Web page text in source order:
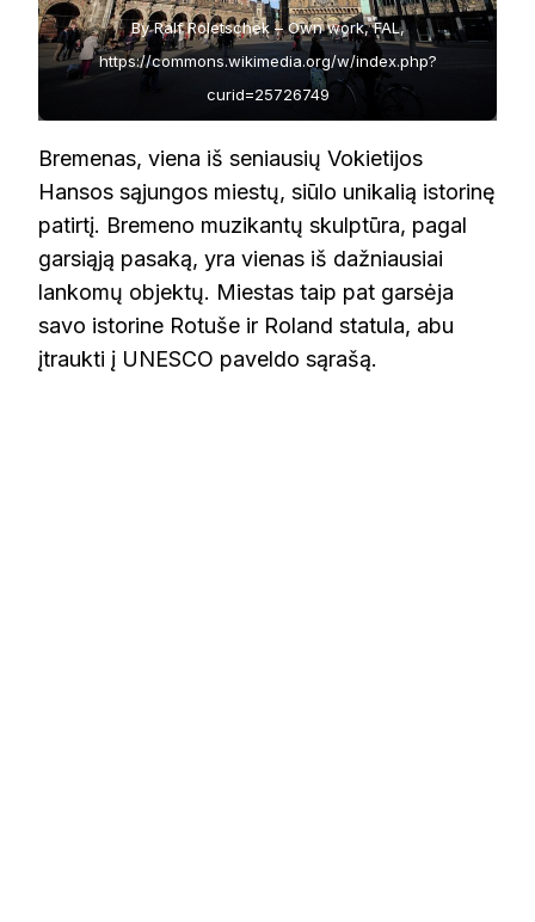
By Ralf Roletschek – Own work, FAL,
https://commons.wikimedia.org/w/index.php?
curid=25726749
Bremenas, viena iš seniausių Vokietijos
Hansos sąjungos miestų, siūlo unikalią istorinę
patirtį. Bremeno muzikantų skulptūra, pagal
garsiąją pasaką, yra vienas iš dažniausiai
lankomų objektų. Miestas taip pat garsėja
savo istorine Rotuše ir Roland statula, abu
įtraukti į UNESCO paveldo sąrašą.